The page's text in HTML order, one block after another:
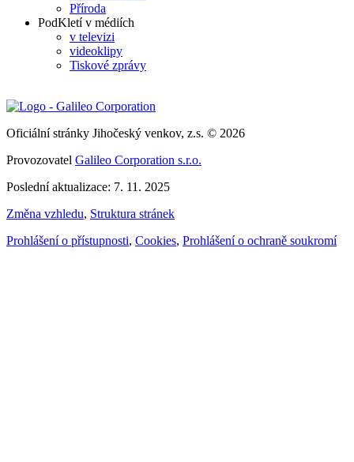
Příroda
PodKletí v médiích
v televizi
videoklipy
Tiskové zprávy
Oficiální stránky Jihočeský venkov, z.s. © 2026
Provozovatel Galileo Corporation s.r.o.
Poslední aktualizace: 7. 11. 2025
Změna vzhledu, Struktura stránek
Prohlášení o přístupnosti, Cookies, Prohlášení o ochraně soukromí